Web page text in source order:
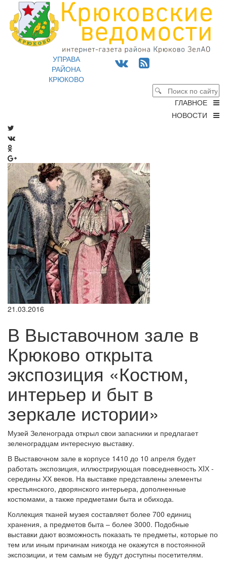
УПРАВА
РАЙОНА
КРЮКОВО
ГЛАВНОЕ
НОВОСТИ
21.03.2016
В Выставочном зале в
Крюково открыта
экспозиция «Костюм,
интерьер и быт в
зеркале истории»
Музей Зеленограда открыл свои запасники и предлагает
зеленоградцам интересную выставку.
В Выставочном зале в корпусе 1410 до 10 апреля будет
работать экспозиция, иллюстрирующая повседневность ХIХ -
середины ХХ веков. На выставке представлены элементы
крестьянского, дворянского интерьера, дополненные
костюмами, а также предметами быта и обихода.
Коллекция тканей музея составляет более 700 единиц
хранения, а предметов быта – более 3000. Подобные
выставки дают возможность показать те предметы, которые по
тем или иным причинам никогда не окажутся в постоянной
экспозиции, и тем самым не будут доступны посетителям.